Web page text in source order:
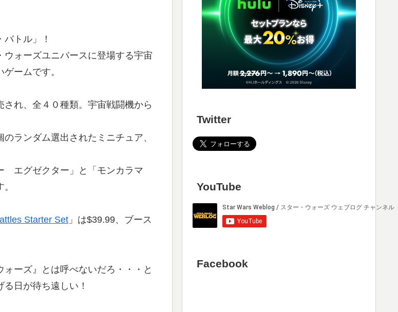
トル」！
ォーズユニバースに登場する宇宙
ームです。
れ、全４０種類。宇宙戦闘機から
ランダム選出されたミニチュア、
エグゼクター」と「モンカラマ
Starter Set 」は$39.99、ブース
ーズ』とは呼べないだろ・・・と
日が待ち遠しい！
Twitter
YouTube
Facebook